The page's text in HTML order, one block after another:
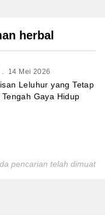
herbal
. 14 Mei 2026
Leluhur yang Tetap
Gaya Hidup
pencarian telah dimuat